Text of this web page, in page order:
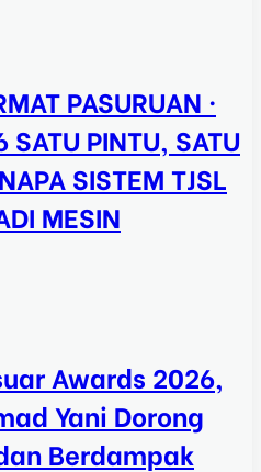
PASURUAN ·
SATU PINTU, SATU
SISTEM TJSL
MESIN
Awards 2026,
Yani Dorong
Berdampak